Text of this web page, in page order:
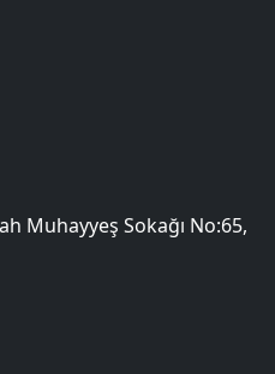
Muhayyeş Sokağı No:65,